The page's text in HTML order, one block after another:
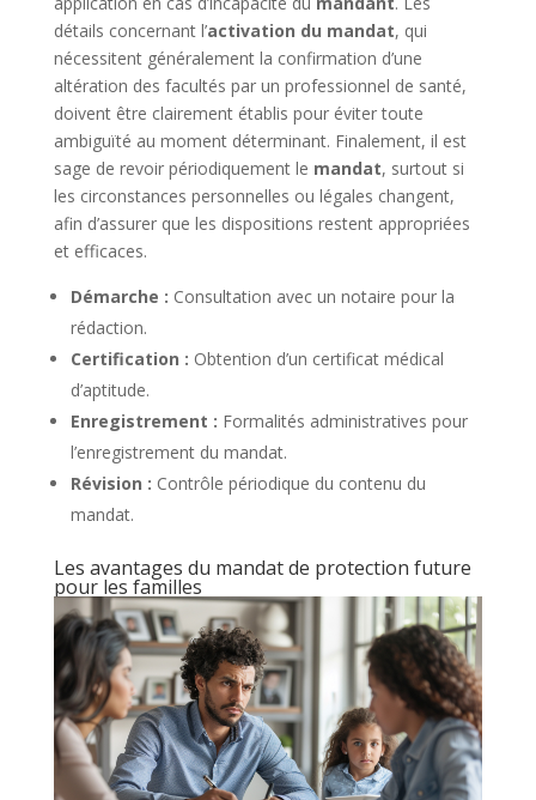
détails concernant l’activation du mandat, qui
nécessitent généralement la confirmation d’une
altération des facultés par un professionnel de santé,
doivent être clairement établis pour éviter toute
ambiguïté au moment déterminant. Finalement, il est
sage de revoir périodiquement le mandat, surtout si
les circonstances personnelles ou légales changent,
afin d’assurer que les dispositions restent appropriées
et efficaces.
Démarche : Consultation avec un notaire pour la
rédaction.
Certification : Obtention d’un certificat médical
d’aptitude.
Enregistrement : Formalités administratives pour
l’enregistrement du mandat.
Révision : Contrôle périodique du contenu du
mandat.
Les avantages du mandat de protection future
pour les familles